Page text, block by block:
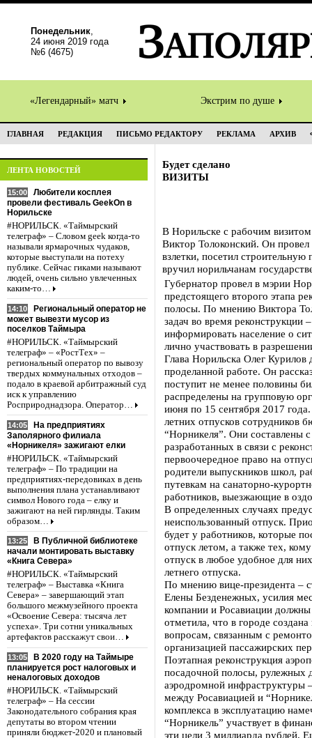
Понедельник,
24 июня 2019 года
№6 (4675)
«Легендарный» матч Экстрим по душе
ГЛАВНАЯ РЕДАКЦИЯ ПИСЬМО РЕДАКТОРУ РЕКЛАМА АРХИВ
ЛЕНТА НОВОСТЕЙ
15:00
Любители косплея
провели фестиваль GeekOn в
Норильске
#НОРИЛЬСК. «Таймырский
телеграф» – Словом geek когда-то
называли ярмарочных чудаков,
которые выступали на потеху
публике. Сейчас гиками называют
людей, очень сильно увлеченных
каким-то…
14:10
Региональный оператор не
может вывезти мусор из
поселков Таймыра
#НОРИЛЬСК. «Таймырский
телеграф» – «РостТех» –
региональный оператор по вывозу
твердых коммунальных отходов –
подало в краевой арбитражный суд
иск к управлению
Росприроднадзора. Оператор…
14:05
На предприятиях
Заполярного филиала
«Норникеля» зажигают елки
#НОРИЛЬСК. «Таймырский
телеграф» – По традиции на
предприятиях-передовиках в день
выполнения плана устанавливают
символ Нового года – елку и
зажигают на ней гирлянды. Таким
образом…
13:25
В Публичной библиотеке
начали монтировать выставку
«Книга Севера»
#НОРИЛЬСК. «Таймырский
телеграф» – Выставка «Книга
Севера» – завершающий этап
большого межмузейного проекта
«Освоение Севера: тысяча лет
успеха». Три сотни уникальных
артефактов расскажут свои…
13:05
В 2020 году на Таймыре
планируется рост налоговых и
неналоговых доходов
#НОРИЛЬСК. «Таймырский
телеграф» – На сессии
Законодательного собрания края
депутаты во втором чтении
приняли бюджет-2020 и плановый
Будет сделано
ВИЗИТЫ
В Норильске с рабочим
Виктор Толоконский. Он
взлетки, посетил
вручил норильчанам
Губернатор провел в мэрии
предстоящего второго этапа
полосы. По мнению Виктора
задач во время реконструкции
информировать население о
лично участвовать в
Глава Норильска Олег
проделанной работе. Он
поступит не менее половины
распределены на групповую
июня по 15 сентября 2017
летних отпусков сотрудников
“Норникеля”. Они составлены
разработанных в связи с
первоочередное право на
родители выпускников школ,
путевкам на санаторно-
работников, выезжающие в
В определенных случаях
неиспользованный отпуск.
будет у работников, которые
отпуск летом, а также тех,
отпуск в любое удобное для
летнего отпуска.
По мнению вице-президента –
Елены Безденежных, усилия
компании и Росавиации
отметила, что в городе
вопросам, связанным с
организацией пассажирских
Поэтапная реконструкция
посадочной полосы, рулежных
аэродромной инфраструктуры
между Росавиацией и
комплекса в эксплуатацию
“Норникель” участвует в
эти цели 3 миллиарда рублей.